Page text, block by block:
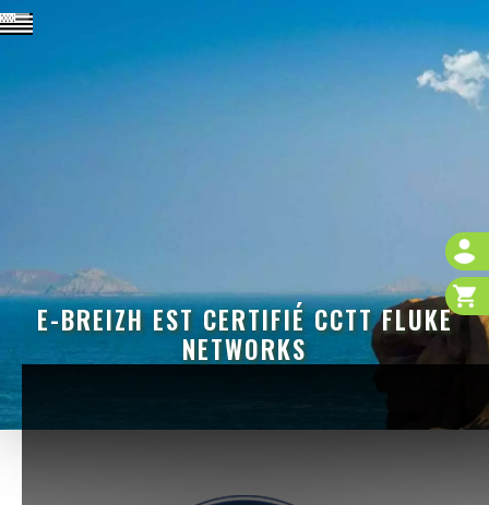
E-BREIZH EST CERTIFIÉ CCTT FLUKE
NETWORKS